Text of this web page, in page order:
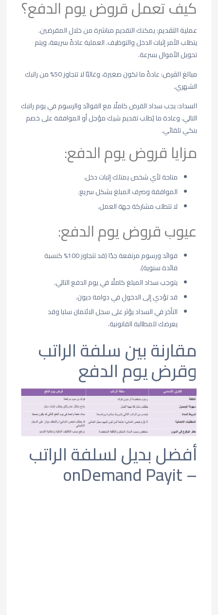
كيف تعمل قروض يوم الدفع؟
عملية التقديم:يمكنك التقديم مباشرة من خلال المقرضين.
يتطلب الأمر إثبات الدخل والتوظيف. العملية عادةً سريعة، ويتم
تحويل الأموال بسرعة.
مبالغ القرض:
عادةً ما تكون صغيرة، وغالبًا لا تتجاوز 50% من راتبك
الشهري.
السداد:يجب سداد القرض كاملًا مع الفوائد والرسوم في يوم راتبك
التالي. وعادة ما يُطلب تقديم شيك مؤجل أو الموافقة على خصم
بنكي تلقائي.
مزايا قروض يوم الدفع:
متاحة لأي شخص يمتلك إثبات دخل.
الموافقة وصرف المبلغ بشكل سريع.
لا تتطلب مشاركة جهة العمل.
عيوب قروض يوم الدفع:
فوائد ورسوم مرتفعة جدًا (قد تتجاوز 100% كنسبة
فائدة سنوية).
يتوجب سداد المبلغ كاملًا في يوم الدفع التالي.
قد تؤدي إلى الدخول في دوامة ديون.
التأخر في السداد يؤثر على سجل الائتمان سلبا وقد
يعرضك للمطالبة القانونية.
مقارنة بين سلفة الراتب
وقرض يوم الدفع
أفضل بديل لسلفة الراتب
– onDemand Payit